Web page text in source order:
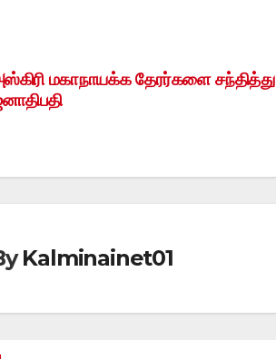
மகாநாயக்க தேரர்களை சந்தித்து
Kalminainet01